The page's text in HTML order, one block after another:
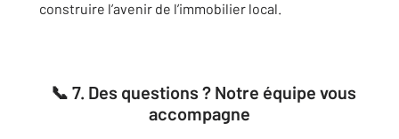
construire l’avenir de l’immobilier local.
📞 7. Des questions ? Notre équipe vous
accompagne